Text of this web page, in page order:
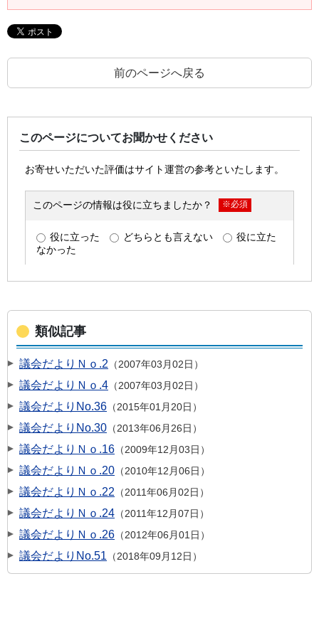
前のページへ戻る
このページについてお聞かせください
類似記事
議会だよりＮｏ.2 2007年03月02日
議会だよりＮｏ.4 2007年03月02日
議会だよりNo.36 2015年01月20日
議会だよりNo.30 2013年06月26日
議会だよりＮｏ.16 2009年12月03日
議会だよりＮｏ.20 2010年12月06日
議会だよりＮｏ.22 2011年06月02日
議会だよりＮｏ.24 2011年12月07日
議会だよりＮｏ.26 2012年06月01日
議会だよりNo.51 2018年09月12日